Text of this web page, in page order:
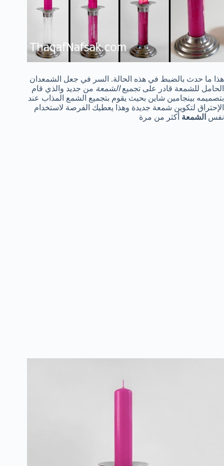
هذا ما حدث بالضبط في هذه الحالة. السر في جعل الشمعدان
الحامل للشمعة قادر على تجميعالشمعة من جديد والذي قام
بتصميمه بينجامين شاين بحيث يقوم بتجميع الشمع المذاب عند
الإحتراق لتكوين شمعة جديدة وهذا يعطيك الفرصة لاستخدام
نفس الشمعة أكثر من مرة